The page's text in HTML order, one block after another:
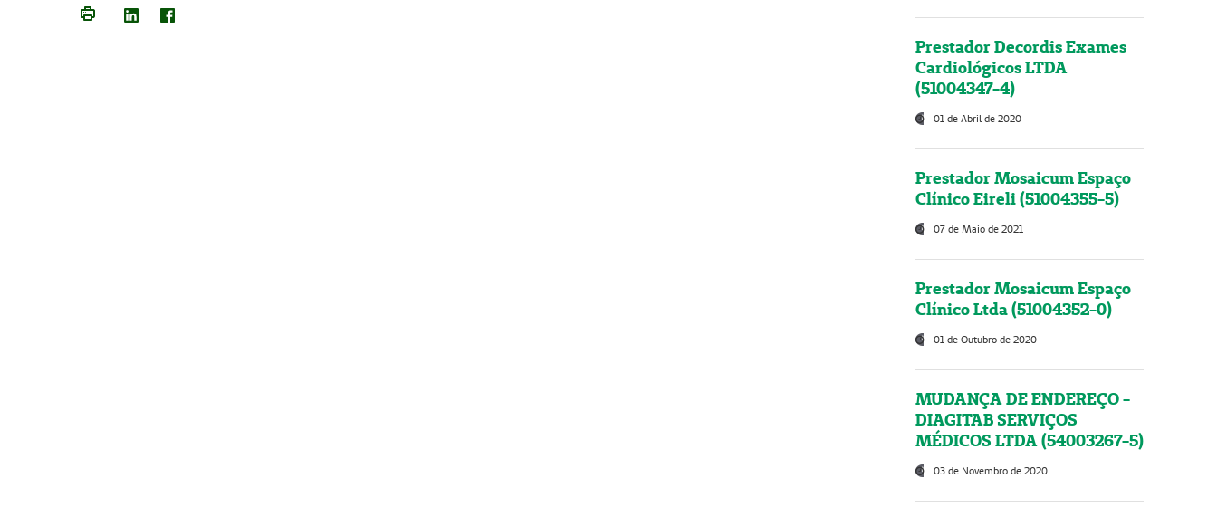
Prestador Decordis Exames
Cardiológicos LTDA
(51004347-4)
01 de Abril de 2020
Prestador Mosaicum Espaço
Clínico Eireli (51004355-5)
07 de Maio de 2021
Prestador Mosaicum Espaço
Clínico Ltda (51004352-0)
01 de Outubro de 2020
MUDANÇA DE ENDEREÇO -
DIAGITAB SERVIÇOS
MÉDICOS LTDA (54003267-5)
03 de Novembro de 2020